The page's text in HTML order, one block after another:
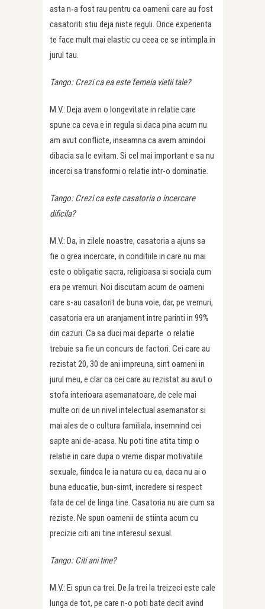
asta n-a fost rau pentru ca oamenii care au fost
casatoriti stiu deja niste reguli. Orice experienta
te face mult mai elastic cu ceea ce se intimpla in
jurul tau.
Tango: Crezi ca ea este femeia vietii tale?
M.V.: Deja avem o longevitate in relatie care
spune ca ceva e in regula si daca pina acum nu
am avut conflicte, inseamna ca avem amindoi
dibacia sa le evitam. Si cel mai important e sa nu
incerci sa transformi o relatie intr-o dominatie.
Tango: Crezi ca este casatoria o incercare
dificila?
M.V.: Da, in zilele noastre, casatoria a ajuns sa
fie o grea incercare, in conditiile in care nu mai
este o obligatie sacra, religioasa si sociala cum
era pe vremuri. Noi discutam acum de oameni
care s-au casatorit de buna voie, dar, pe vremuri,
casatoria era un aranjament intre parinti in 99%
din cazuri. Ca sa duci mai departe o relatie
trebuie sa fie un concurs de factori. Cei care au
rezistat 20, 30 de ani impreuna, sint oameni in
jurul meu, e clar ca cei care au rezistat au avut o
stofa interioara asemanatoare, de cele mai
multe ori de un nivel intelectual asemanator si
mai ales de o cultura familiala, insemnind cei
sapte ani de-acasa. Nu poti tine atita timp o
relatie in care dupa o vreme dispar motivatiile
sexuale, fiindca le ia natura cu ea, daca nu ai o
buna educatie, bun-simt, incredere si respect
fata de cel de linga tine. Casatoria nu are cum sa
reziste. Ne spun oamenii de stiinta acum cu
precizie citi ani tine interesul sexual.
Tango: Citi ani tine?
M.V.: Ei spun ca trei. De la trei la treizeci este cale
lunga de tot, pe care n-o poti bate decit avind